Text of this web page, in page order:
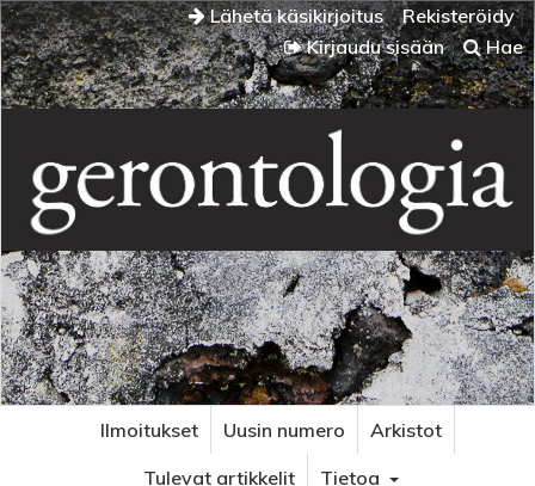
Lähetä käsikirjoitus
Rekisteröidy
Kirjaudu sisään
Hae
Ilmoitukset Uusin numero
Arkistot
Tulevat artikkelit
Tietoa